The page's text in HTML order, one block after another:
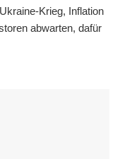
Krieg, Inflation
abwarten, dafür